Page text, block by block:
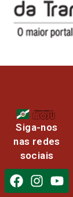
Siga-nos
nas redes
sociais